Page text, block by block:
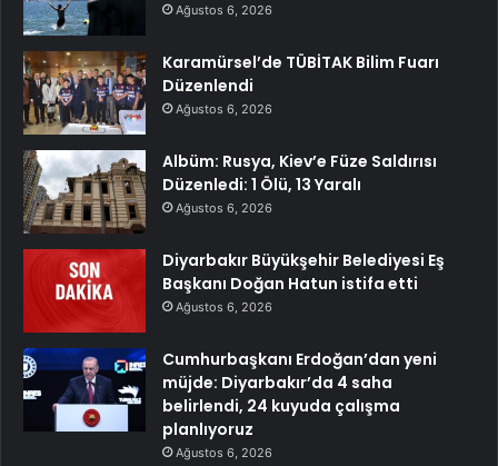
Ağustos 6, 2026
Karamürsel’de TÜBİTAK Bilim Fuarı
Düzenlendi
Ağustos 6, 2026
Albüm: Rusya, Kiev’e Füze Saldırısı
Düzenledi: 1 Ölü, 13 Yaralı
Ağustos 6, 2026
Diyarbakır Büyükşehir Belediyesi Eş
Başkanı Doğan Hatun istifa etti
Ağustos 6, 2026
Cumhurbaşkanı Erdoğan’dan yeni
müjde: Diyarbakır’da 4 saha
belirlendi, 24 kuyuda çalışma
planlıyoruz
Ağustos 6, 2026